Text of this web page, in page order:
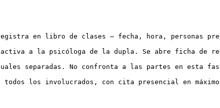
en libro de clases — fecha, hora, personas
activa a la psicóloga de la dupla. Se abre ficha de
separadas. No confronta a las partes en esta
los involucrados, con cita presencial en